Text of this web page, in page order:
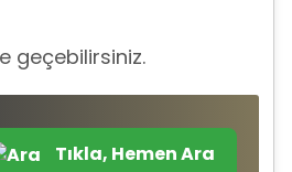
geçebilirsiniz.
Tıkla, Hemen Ara